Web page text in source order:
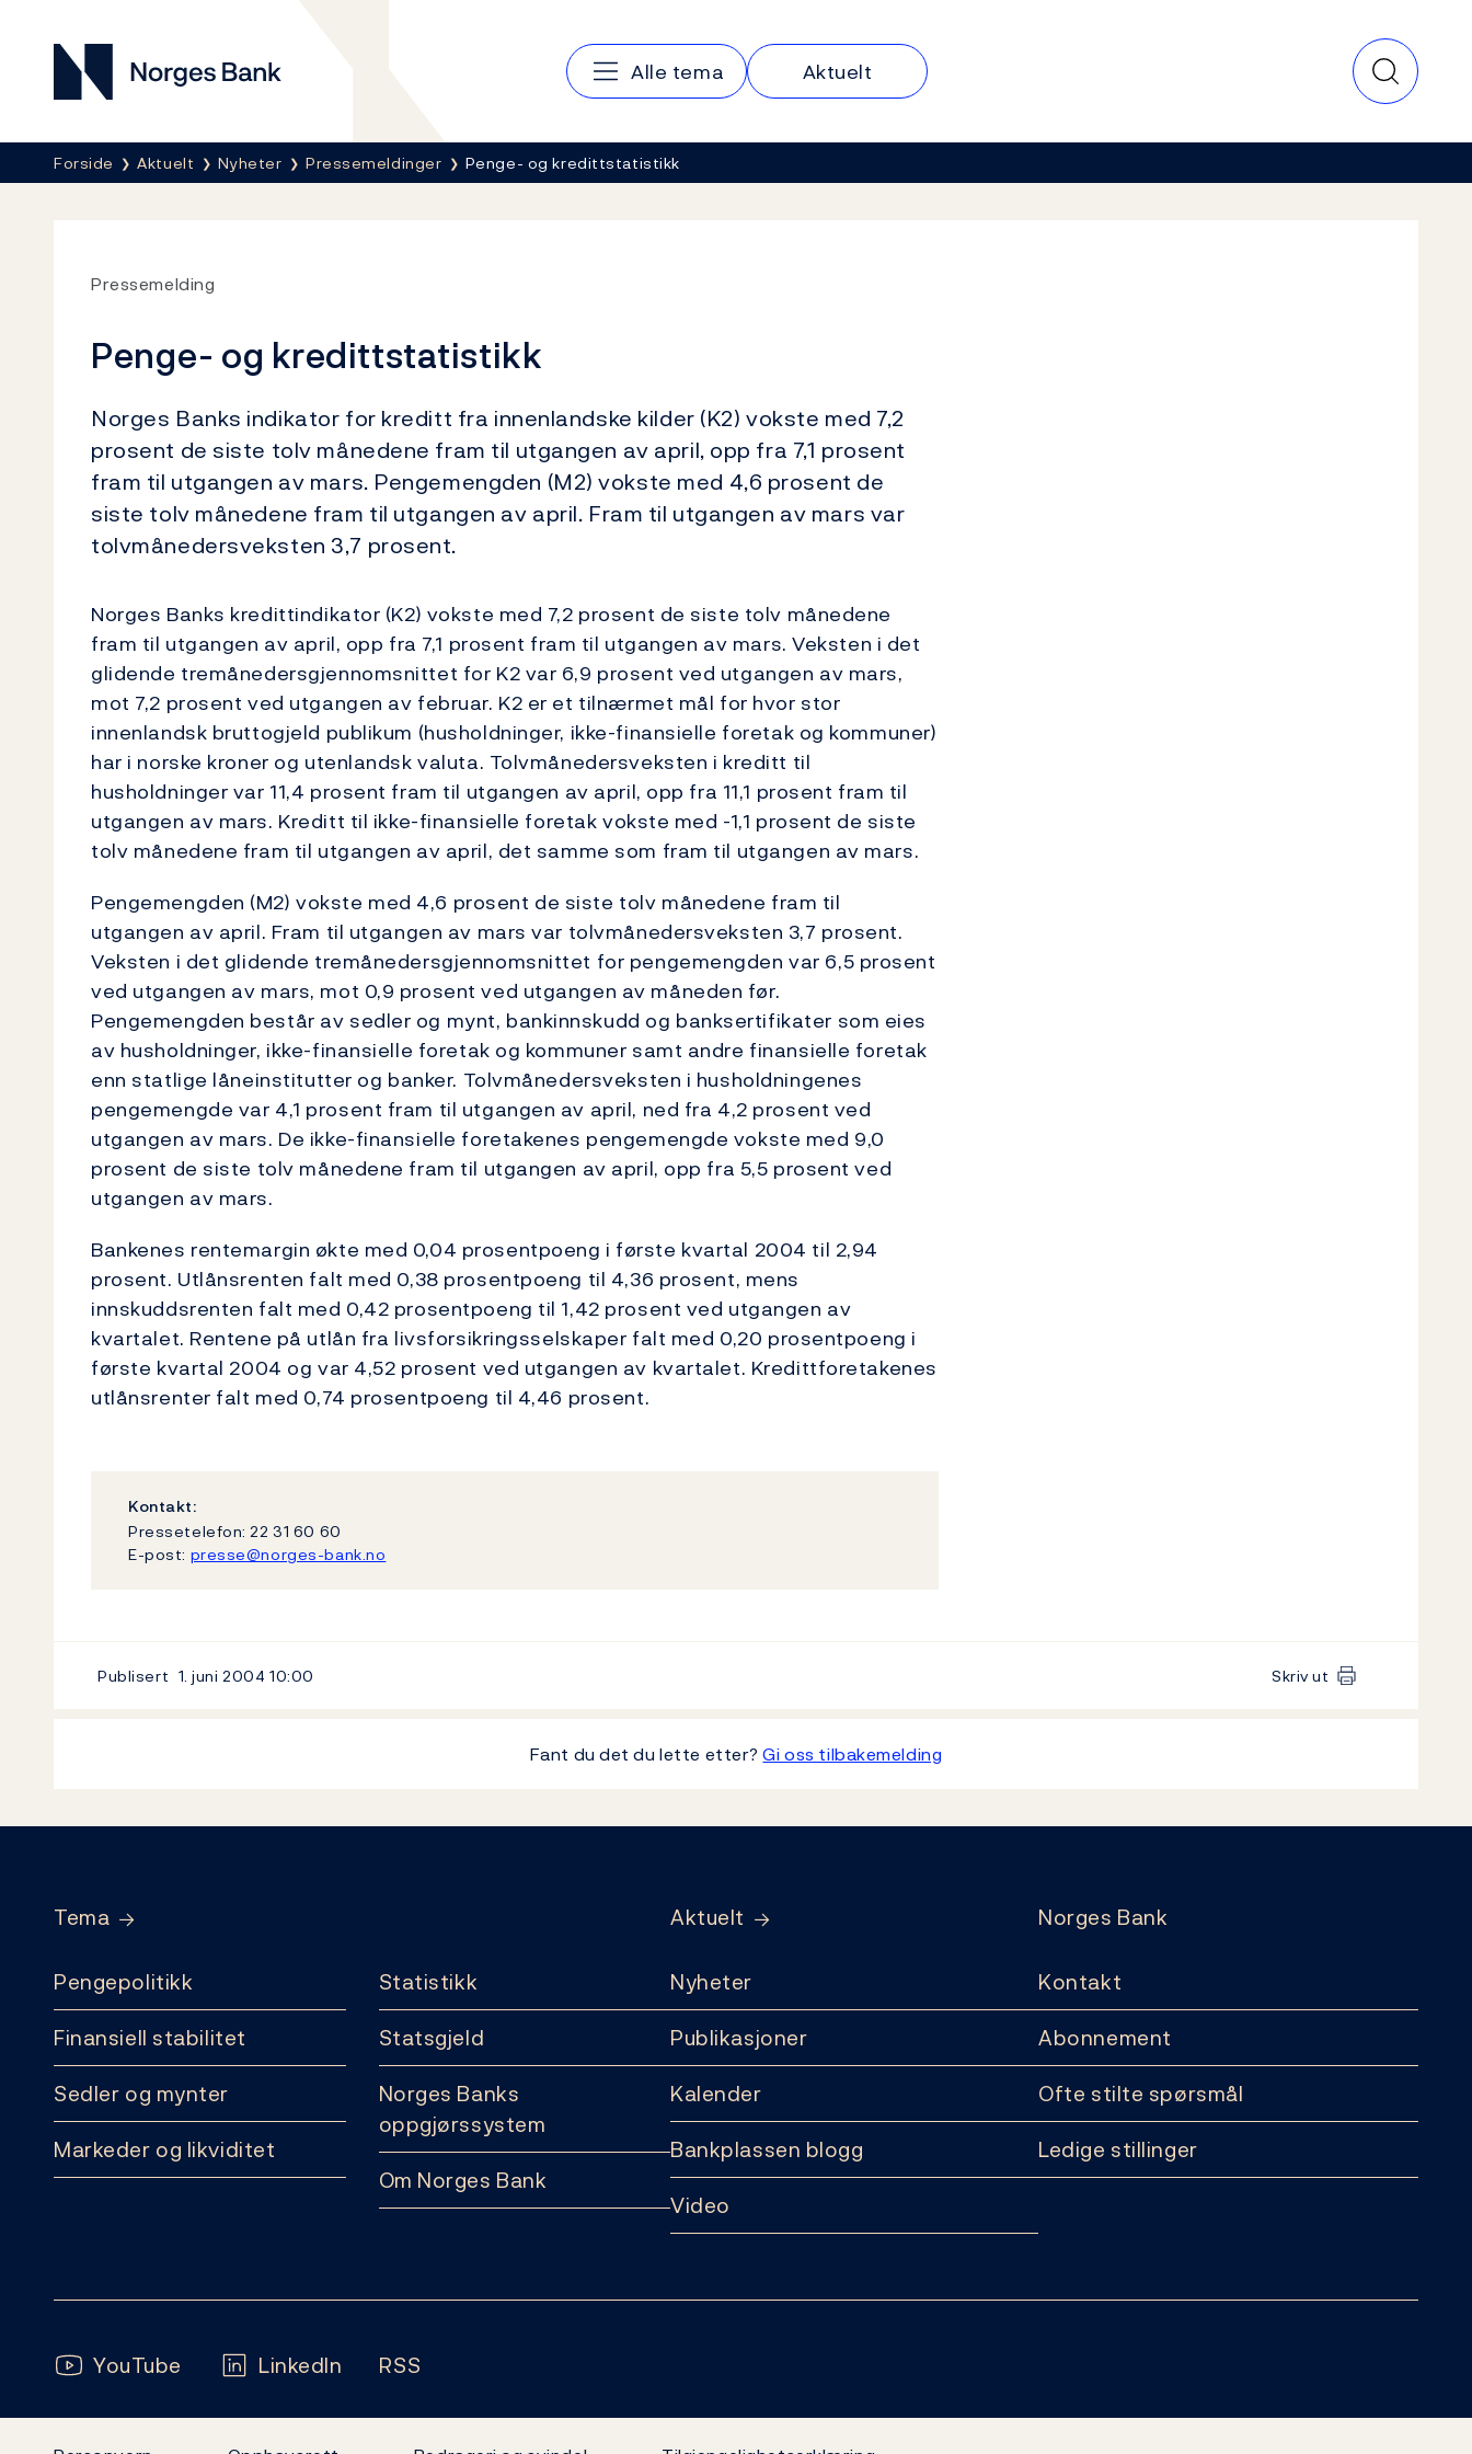
Norges Bank
Hovedmeny
Alle tema Aktuelt
Her er du nå:
Forside Aktuelt Nyheter Pressemeldinger Penge- og kredittstatistikk
Pressemelding
Penge- og kredittstatistikk
Norges Banks indikator for kreditt fra innenlandske kilder (K2) vokste med 7,2
prosent de siste tolv månedene fram til utgangen av april, opp fra 7,1 prosent
fram til utgangen av mars. Pengemengden (M2) vokste med 4,6 prosent de
siste tolv månedene fram til utgangen av april. Fram til utgangen av mars var
tolvmånedersveksten 3,7 prosent.
Norges Banks kredittindikator (K2) vokste med 7,2 prosent de siste tolv månedene
fram til utgangen av april, opp fra 7,1 prosent fram til utgangen av mars. Veksten i det
glidende tremånedersgjennomsnittet for K2 var 6,9 prosent ved utgangen av mars,
mot 7,2 prosent ved utgangen av februar. K2 er et tilnærmet mål for hvor stor
innenlandsk bruttogjeld publikum (husholdninger, ikke-finansielle foretak og kommuner)
har i norske kroner og utenlandsk valuta. Tolvmånedersveksten i kreditt til
husholdninger var 11,4 prosent fram til utgangen av april, opp fra 11,1 prosent fram til
utgangen av mars. Kreditt til ikke-finansielle foretak vokste med -1,1 prosent de siste
tolv månedene fram til utgangen av april, det samme som fram til utgangen av mars.
Pengemengden (M2) vokste med 4,6 prosent de siste tolv månedene fram til
utgangen av april. Fram til utgangen av mars var tolvmånedersveksten 3,7 prosent.
Veksten i det glidende tremånedersgjennomsnittet for pengemengden var 6,5 prosent
ved utgangen av mars, mot 0,9 prosent ved utgangen av måneden før.
Pengemengden består av sedler og mynt, bankinnskudd og banksertifikater som eies
av husholdninger, ikke-finansielle foretak og kommuner samt andre finansielle foretak
enn statlige låneinstitutter og banker. Tolvmånedersveksten i husholdningenes
pengemengde var 4,1 prosent fram til utgangen av april, ned fra 4,2 prosent ved
utgangen av mars. De ikke-finansielle foretakenes pengemengde vokste med 9,0
prosent de siste tolv månedene fram til utgangen av april, opp fra 5,5 prosent ved
utgangen av mars.
Bankenes rentemargin økte med 0,04 prosentpoeng i første kvartal 2004 til 2,94
prosent. Utlånsrenten falt med 0,38 prosentpoeng til 4,36 prosent, mens
innskuddsrenten falt med 0,42 prosentpoeng til 1,42 prosent ved utgangen av
kvartalet. Rentene på utlån fra livsforsikringsselskaper falt med 0,20 prosentpoeng i
første kvartal 2004 og var 4,52 prosent ved utgangen av kvartalet. Kredittforetakenes
utlånsrenter falt med 0,74 prosentpoeng til 4,46 prosent.
Kontakt:
Pressetelefon: 22 31 60 60
E-post: presse@norges-bank.no
Publisert 1. juni 2004 10:00 Skriv ut
Fant du det du lette etter?Gi oss tilbakemelding
Tema
Pengepolitikk
Finansiell stabilitet
Sedler og mynter
Markeder og likviditet
Statistikk
Statsgjeld
Norges Banks
oppgjørssystem
Om Norges Bank
Aktuelt
Nyheter
Publikasjoner
Kalender
Bankplassen blogg
Video
Norges Bank
Kontakt
Abonnement
Ofte stilte spørsmål
Ledige stillinger
Følg oss:
YouTube LinkedIn RSS